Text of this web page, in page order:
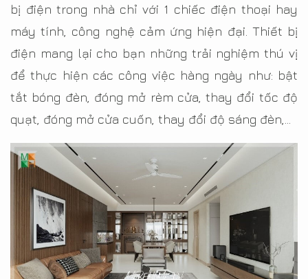
bị điện trong nhà chỉ với 1 chiếc điện thoại hay
máy tính, công nghệ cảm ứng hiện đại. Thiết bị
điện mang lại cho bạn những trải nghiệm thú vị
để thực hiện các công việc hàng ngày như: bật
tắt bóng đèn, đóng mở rèm cửa, thay đổi tốc độ
quạt, đóng mở cửa cuốn, thay đổi độ sáng đèn,…